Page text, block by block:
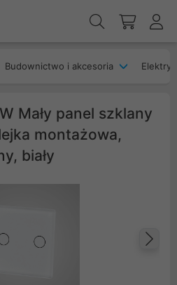
Budownictwo i akcesoria
Mały panel szklany
montażowa,
biały